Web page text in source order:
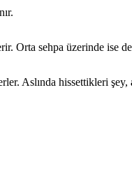
Orta sehpa üzerinde
Aslında hissettikleri şey,